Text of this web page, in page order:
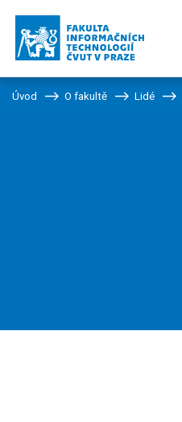
Úvod O fakultě Lidé